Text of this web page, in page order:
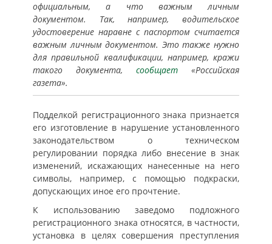
официальным, а что важным личным
документом. Так, например, водительское
удостоверение наравне с паспортом считается
важным личным документом. Это также нужно
для правильной квалификации, например, кражи
такого документа, сообщает «Российская
газета».
Подделкой регистрационного знака признается
его изготовление в нарушение установленного
законодательством о техническом
регулировании порядка либо внесение в знак
изменений, искажающих нанесенные на него
символы, например, с помощью подкраски,
допускающих иное его прочтение.
К использованию заведомо подложного
регистрационного знака относятся, в частности,
установка в целях совершения преступления